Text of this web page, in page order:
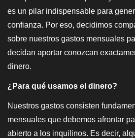
es un pilar indispensable para
confianza. Por eso, decidimos
sobre nuestros gastos mensuales
decidan aportar conozcan
dinero.
¿Para qué usamos el dinero?
Nuestros gastos consisten
mensuales que debemos afrontar
abierto a los inquilinos. Es decir,